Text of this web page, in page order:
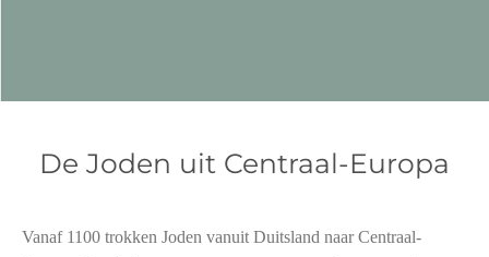
De Joden uit Centraal-Europa
Vanaf 1100 trokken Joden vanuit Duitsland naar Centraal-